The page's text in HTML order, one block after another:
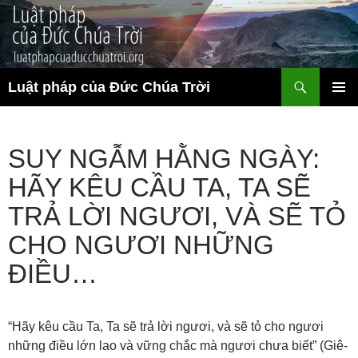
Chuyển
đến
nội
dung
Luật pháp của Đức Chúa Trời
kiếm
SUY NGẪM HẰNG NGÀY:
HÃY KÊU CẦU TA, TA SẼ
TRẢ LỜI NGƯƠI, VÀ SẼ TỎ
CHO NGƯƠI NHỮNG
ĐIỀU…
“Hãy kêu cầu Ta, Ta sẽ trả lời ngươi, và sẽ tỏ cho ngươi
những điều lớn lao và vững chắc mà ngươi chưa biết” (Giê-